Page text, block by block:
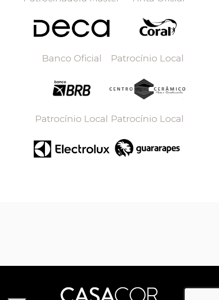
Banco Oficial Patrocínio Local
Patrocínio Local Patrocínio Local